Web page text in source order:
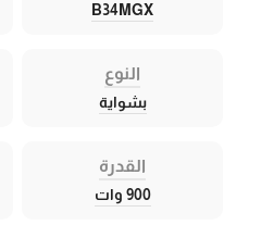
B34MGX
النوع
بشواية
القدرة
900 وات